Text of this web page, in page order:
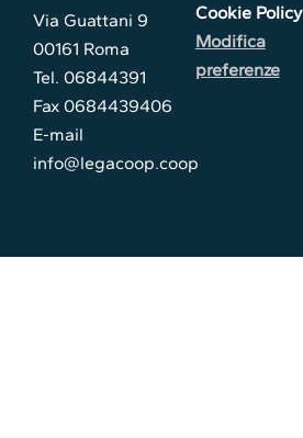
Via Guattani 9
00161 Roma
Tel. 06844391
Fax 0684439406
E-mail
info@legacoop.coop
Cookie Policy
Modifica
preferenze